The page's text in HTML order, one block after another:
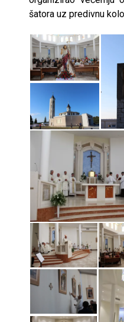
šatora uz predivnu